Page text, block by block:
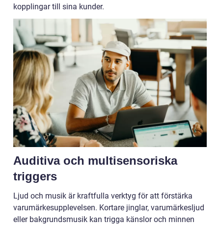
kopplingar till sina kunder.
Auditiva och multisensoriska
triggers
Ljud och musik är kraftfulla verktyg för att förstärka
varumärkesupplevelsen. Kortare jinglar, varumärkesljud
eller bakgrundsmusik kan trigga känslor och minnen